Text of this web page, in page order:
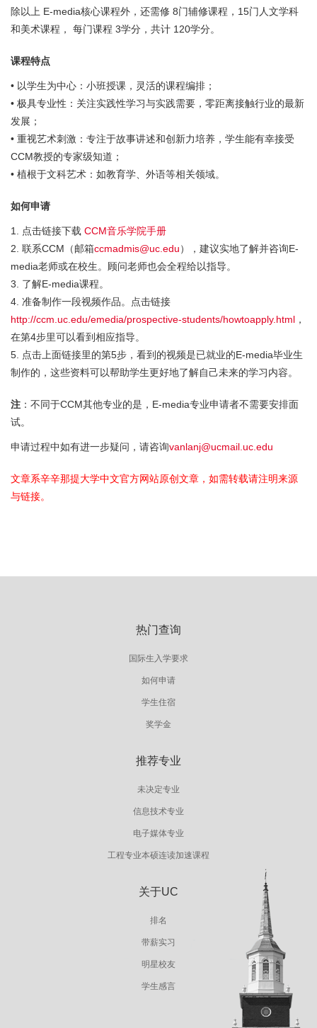
除以上 E-media核心课程外，还需修 8门辅修课程，15门人文学科
和美术课程， 每门课程 3学分，共计 120学分。
课程特点
• 以学生为中心：小班授课，灵活的课程编排；
• 极具专业性：关注实践性学习与实践需要，零距离接触行业的最新
发展；
• 重视艺术刺激：专注于故事讲述和创新力培养，学生能有幸接受
CCM教授的专家级知道；
• 植根于文科艺术：如教育学、外语等相关领域。
如何申请
1. 点击链接下载 CCM音乐学院手册
2. 联系CCM（邮箱ccmadmis@uc.edu），建议实地了解并咨询E-
media老师或在校生。顾问老师也会全程给以指导。
3. 了解E-media课程。
4. 准备制作一段视频作品。点击链接
http://ccm.uc.edu/emedia/prospective-students/howtoapply.html ，
在第4步里可以看到相应指导。
5. 点击上面链接里的第5步，看到的视频是已就业的E-media毕业生
制作的，这些资料可以帮助学生更好地了解自己未来的学习内容。
注 ：不同于CCM其他专业的是，E-media专业申请者不需要安排面
试。
申请过程中如有进一步疑问，请咨询vanlanj@ucmail.uc.edu
文章系辛辛那提大学中文官方网站原创文章，如需转载请注明来源
与链接。
热门查询
国际生入学要求
如何申请
学生住宿
奖学金
推荐专业
未决定专业
信息技术专业
电子媒体专业
工程专业本硕连读加速课程
关于UC
排名
带薪实习
明星校友
学生感言